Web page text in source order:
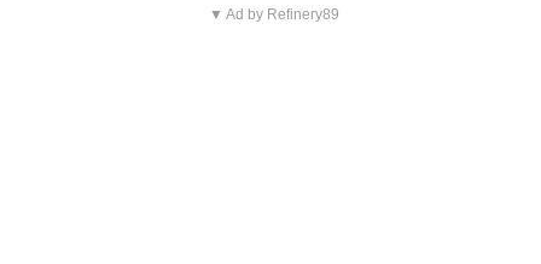
▼ Ad by Refinery89